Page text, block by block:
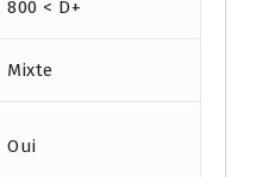
800 < D+
Mixte
Oui